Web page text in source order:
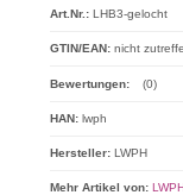
Art.Nr.: LHB3-gelocht
GTIN/EAN: nicht
Bewertungen: (0)
HAN:lwph
Hersteller: LWPH
Mehr Artikel von: